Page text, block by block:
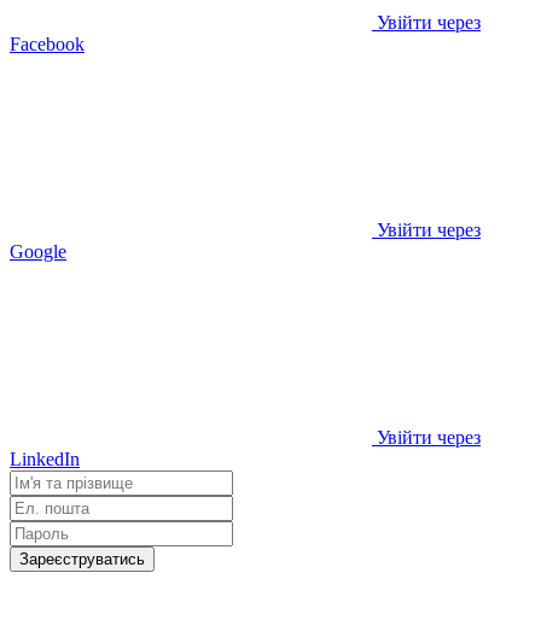
Увійти через
Facebook
Увійти через
Google
Увійти через
LinkedIn
Зареєструватись